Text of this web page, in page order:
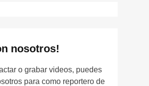
nosotros!
o grabar videos, puedes
para como reportero de